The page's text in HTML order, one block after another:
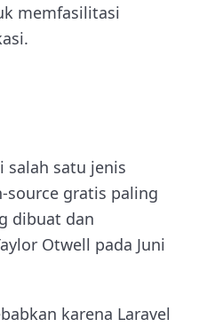
memfasilitasi
salah satu jenis
source gratis paling
dibuat dan
Otwell pada Juni
karena Laravel